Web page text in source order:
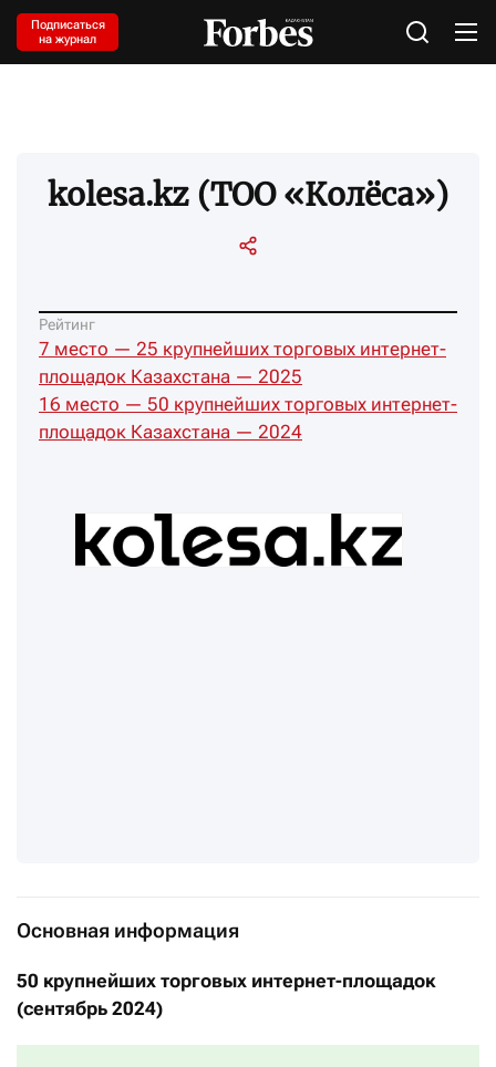
Подписаться
на журнал
kolesa.kz (ТОО «Колёса»)
Рейтинг
7 место — 25 крупнейших торговых интернет-
площадок Казахстана — 2025
16 место — 50 крупнейших торговых интернет-
площадок Казахстана — 2024
Основная информация
50 крупнейших торговых интернет-площадок
(сентябрь 2024)